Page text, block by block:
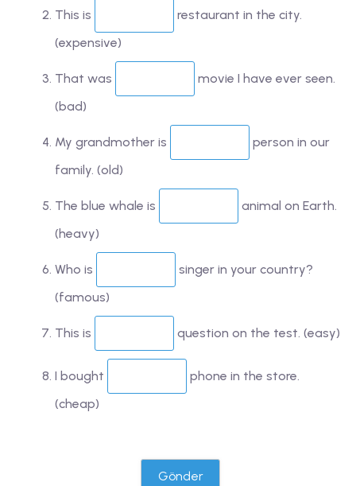
This is
restaurant in the city.
(expensive)
That was
movie I have ever seen.
(bad)
My grandmother is
person in our
family. (old)
The blue whale is
animal on Earth.
(heavy)
Who is
singer in your country?
(famous)
This is question on the test. (easy)
I bought
phone in the store.
(cheap)